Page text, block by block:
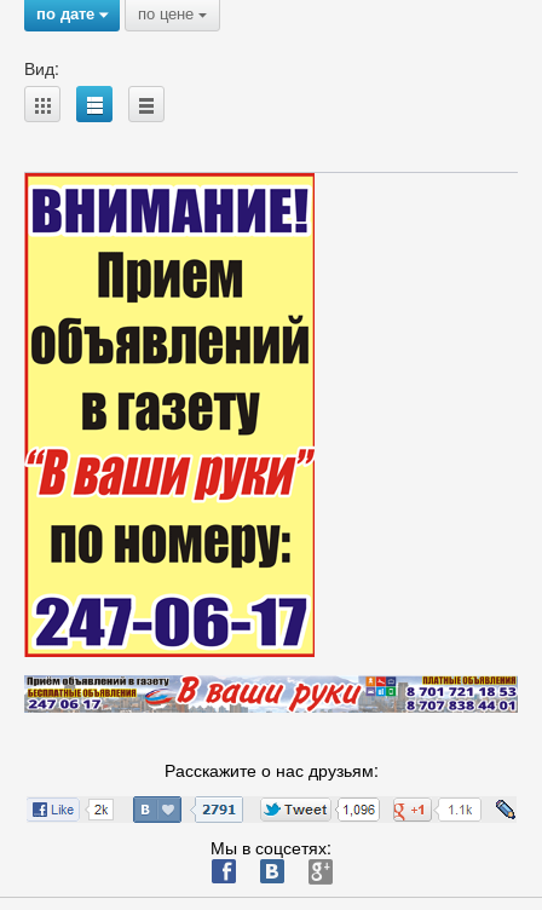
по дате{ по цене {
Вид:
A B C
Расскажите о нас друзьям:
Мы в соцсетях:
ä æ è